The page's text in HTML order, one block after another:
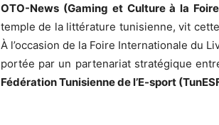
OTO-News (Gaming et Culture à la
temple de la littérature tunisienne, vit
À l’occasion de la Foire Internationale du
portée par un partenariat stratégique
Fédération Tunisienne de l’E-sport